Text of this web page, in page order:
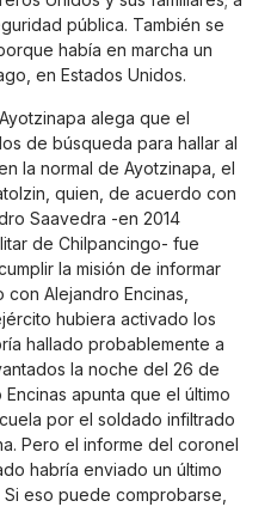
pública. También se
había en marcha un
en Estados Unidos.
alega que el
de búsqueda para hallar al
la normal de Ayotzinapa, el
quien, de acuerdo con
Saavedra -en 2014
de Chilpancingo- fue
la misión de informar
Alejandro Encinas,
hubiera activado los
hallado probablemente a
la noche del 26 de
apunta que el último
por el soldado infiltrado
Pero el informe del coronel
habría enviado un último
eso puede comprobarse,